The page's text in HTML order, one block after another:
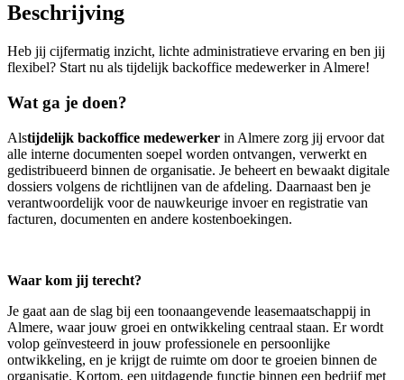
Beschrijving
Heb jij cijfermatig inzicht, lichte administratieve ervaring en ben jij
flexibel? Start nu als tijdelijk backoffice medewerker in Almere!
Wat ga je doen?
Alstijdelijk backoffice medewerker in Almere zorg jij ervoor dat
alle interne documenten soepel worden ontvangen, verwerkt en
gedistribueerd binnen de organisatie. Je beheert en bewaakt digitale
dossiers volgens de richtlijnen van de afdeling. Daarnaast ben je
verantwoordelijk voor de nauwkeurige invoer en registratie van
facturen, documenten en andere kostenboekingen.
Waar kom jij terecht?
Je gaat aan de slag bij een toonaangevende leasemaatschappij in
Almere, waar jouw groei en ontwikkeling centraal staan. Er wordt
volop geïnvesteerd in jouw professionele en persoonlijke
ontwikkeling, en je krijgt de ruimte om door te groeien binnen de
organisatie. Kortom, een uitdagende functie binnen een bedrijf met